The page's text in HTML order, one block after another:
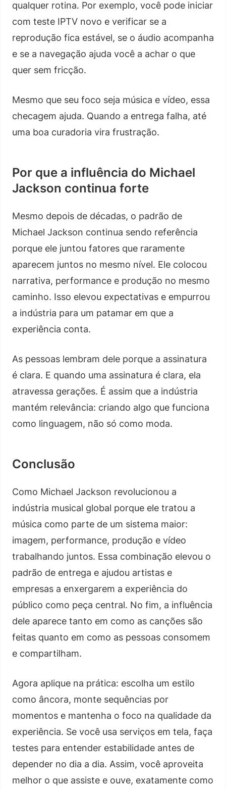
qualquer rotina. Por exemplo, você pode iniciar
com teste IPTV novo e verificar se a
reprodução fica estável, se o áudio acompanha
e se a navegação ajuda você a achar o que
quer sem fricção.
Mesmo que seu foco seja música e vídeo, essa
checagem ajuda. Quando a entrega falha, até
uma boa curadoria vira frustração.
Por que a influência do Michael
Jackson continua forte
Mesmo depois de décadas, o padrão de
Michael Jackson continua sendo referência
porque ele juntou fatores que raramente
aparecem juntos no mesmo nível. Ele colocou
narrativa, performance e produção no mesmo
caminho. Isso elevou expectativas e empurrou
a indústria para um patamar em que a
experiência conta.
As pessoas lembram dele porque a assinatura
é clara. E quando uma assinatura é clara, ela
atravessa gerações. É assim que a indústria
mantém relevância: criando algo que funciona
como linguagem, não só como moda.
Conclusão
Como Michael Jackson revolucionou a
indústria musical global porque ele tratou a
música como parte de um sistema maior:
imagem, performance, produção e vídeo
trabalhando juntos. Essa combinação elevou o
padrão de entrega e ajudou artistas e
empresas a enxergarem a experiência do
público como peça central. No fim, a influência
dele aparece tanto em como as canções são
feitas quanto em como as pessoas consomem
e compartilham.
Agora aplique na prática: escolha um estilo
como âncora, monte sequências por
momentos e mantenha o foco na qualidade da
experiência. Se você usa serviços em tela, faça
testes para entender estabilidade antes de
depender no dia a dia. Assim, você aproveita
melhor o que assiste e ouve, exatamente como